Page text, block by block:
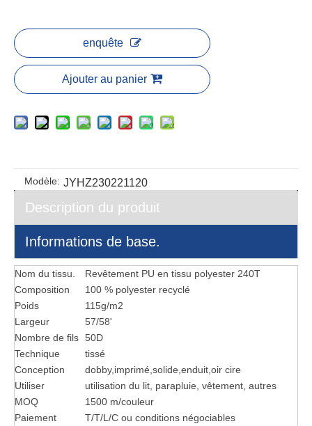
enquête
Ajouter au panier
Modèle: JYHZ230221120
Description du produit
Informations de base.
Nom du tissu.
Revêtement PU en tissu polyester 240T
Composition
100 % polyester recyclé
Poids
115g/m2
Largeur
57/58'
Nombre de fils 50D
Technique
tissé
Conception
dobby,imprimé,solide,enduit,oir cire
Utiliser
utilisation du lit, parapluie, vêtement, autres
MOQ
1500 m/couleur
Paiement
T/T/L/C ou conditions négociables